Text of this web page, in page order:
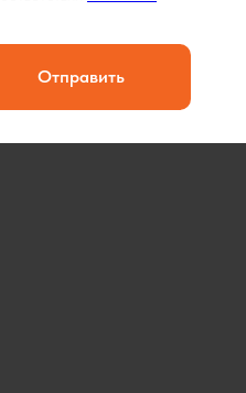
Отправить